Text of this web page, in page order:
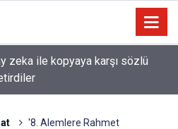
zeka ile kopyaya karşı sözlü
'8. Alemlere Rahmet